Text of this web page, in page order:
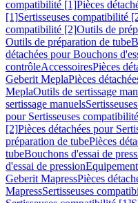
compatibilité [1]Pièces
[1]Sertisseuses compatibilité
compatibilité [2]Outils de
Outils de préparation de tube
détachées pour Bouchons
contrôleAccessoiresPièces
Geberit MeplaPièces
MeplaOutils de sertissage
sertissage manuels
pour Sertisseuses
[2]Pièces détachées pour
préparation de tubePièces
tubeBouchons d'essai de
d'essai de pression
Geberit MapressPièces
MapressSertisseuses